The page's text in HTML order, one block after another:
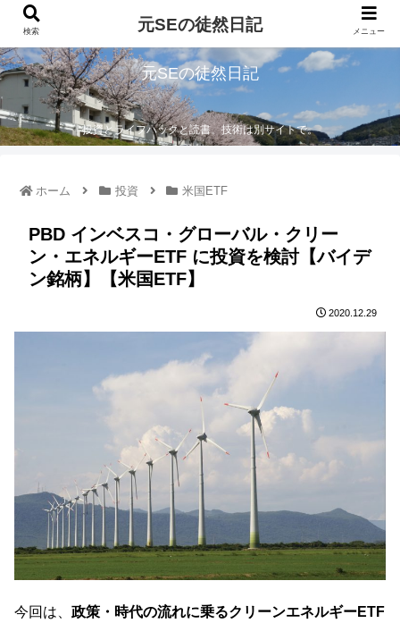
元SEの徒然日記
投資とライフハックと読書。技術は別サイトで。
ホーム 投資 米国ETF
PBD インベスコ・グローバル・クリー
ン・エネルギーETF に投資を検討【バイデ
ン銘柄】【米国ETF】
2020.12.29
今回は、 政策・時代の流れに乗るクリーンエネルギーETF
検索 元SEの徒然日記 メニュー